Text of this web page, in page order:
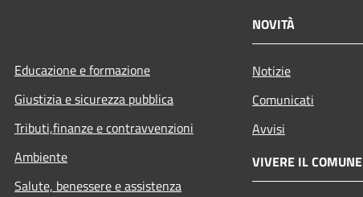
Educazione e formazione
Giustizia e sicurezza pubblica
Tributi,finanze e contravvenzioni
Ambiente
Salute, benessere e assistenza
NOVITÀ
Notizie
Comunicati
Avvisi
VIVERE IL COMUNE